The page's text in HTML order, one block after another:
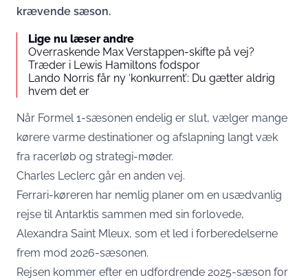
krævende sæson.
Lige nu læser andre
Overraskende Max Verstappen-skifte på vej?
Træder i Lewis Hamiltons fodspor
Lando Norris får ny ‘konkurrent’: Du gætter aldrig
hvem det er
Når Formel 1-sæsonen endelig er slut, vælger mange
kørere varme destinationer og afslapning langt væk
fra racerløb og strategi-møder.
Charles Leclerc går en anden vej.
Ferrari-køreren har nemlig planer om en usædvanlig
rejse til Antarktis sammen med sin forlovede,
Alexandra Saint Mleux, som et led i forberedelserne
frem mod 2026-sæsonen.
Rejsen kommer efter en udfordrende 2025-sæson for